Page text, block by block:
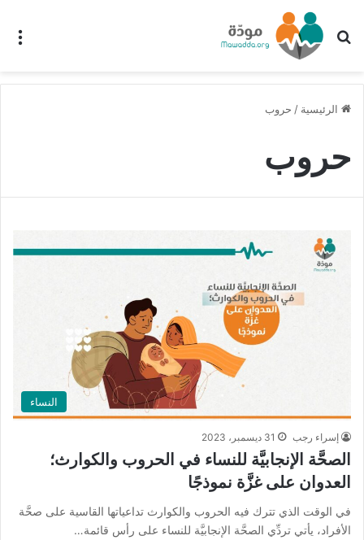
بحث عن
الرئيسية / حروب
حروب
النساء
إسراء رجب 31 ديسمبر، 2023
الصحَّة الإنجابيَّة للنساء في الحروب والكوارث؛
العدوان على غزَّة نموذجًا
في الوقت الذي تترك فيه الحروب والكوارث تداعياتها القاسية على صحَّة
الأفراد، يأتي تردِّي الصحَّة الإنجابيَّة للنساء على رأس قائمة…